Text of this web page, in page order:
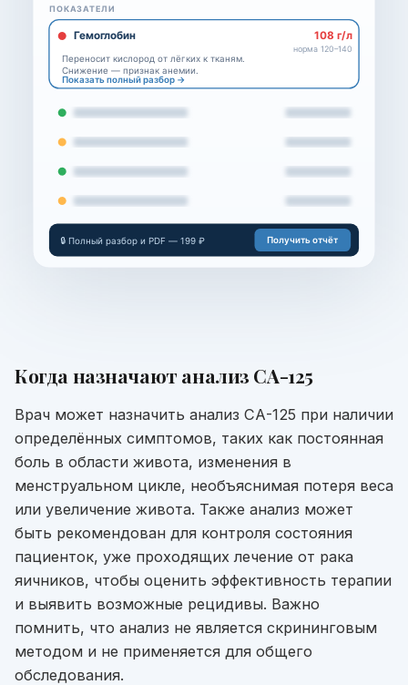
ПОКАЗАТЕЛИ
Гемоглобин 108 г/л
норма 120–140
Переносит кислород от лёгких к тканям.
Снижение — признак анемии.
Показать полный разбор →
🔒 Полный разбор и PDF — 199 ₽ Получить отчёт
Когда назначают анализ СА-125
Врач может назначить анализ СА-125 при наличии
определённых симптомов, таких как постоянная
боль в области живота, изменения в
менструальном цикле, необъяснимая потеря веса
или увеличение живота. Также анализ может
быть рекомендован для контроля состояния
пациенток, уже проходящих лечение от рака
яичников, чтобы оценить эффективность терапии
и выявить возможные рецидивы. Важно
помнить, что анализ не является скрининговым
методом и не применяется для общего
обследования.